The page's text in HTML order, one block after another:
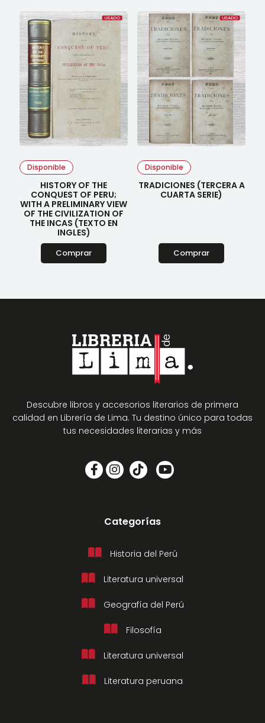
Disponible
HISTORY OF THE
CONQUEST OF PERU;
WITH A PRELIMINARY VIEW
OF THE CIVILIZATION OF
THE INCAS (TEXTO EN
INGLES)
Comprar
Disponible
TRADICIONES (TERCERA A
CUARTA SERIE)
Comprar
Descubre libros y accesorios literarios de primera
calidad en Librería de Lima. Tu destino único para todas
tus necesidades literarias y más
Categorías
Historia del Perú
Literatura universal
Geografía del Perú
Filosofía
Literatura universal
Literatura peruana